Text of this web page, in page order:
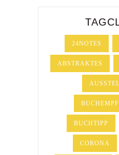
24NOTES
ABSTRAKTES
BUCHTIPP
CORONA